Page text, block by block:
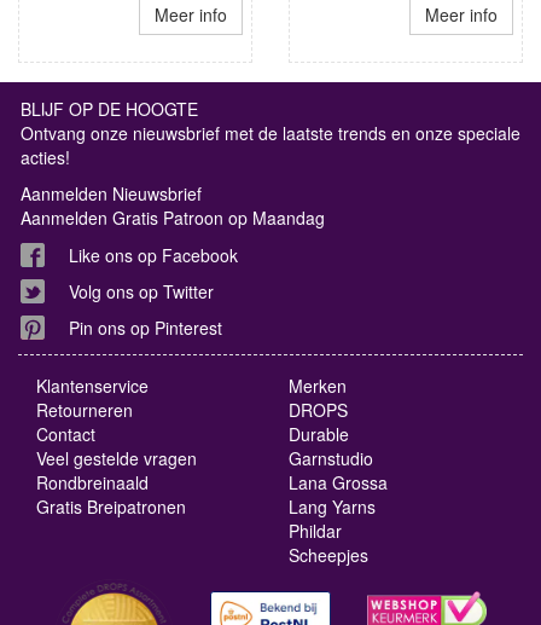
Meer info Meer info
BLIJF OP DE HOOGTE
Ontvang onze nieuwsbrief met de laatste trends en onze speciale
acties!
Aanmelden Nieuwsbrief
Aanmelden Gratis Patroon op Maandag
Like ons op Facebook
Volg ons op Twitter
Pin ons op Pinterest
Klantenservice
Retourneren
Contact
Veel gestelde vragen
Rondbreinaald
Gratis Breipatronen
Merken
DROPS
Durable
Garnstudio
Lana Grossa
Lang Yarns
Phildar
Scheepjes